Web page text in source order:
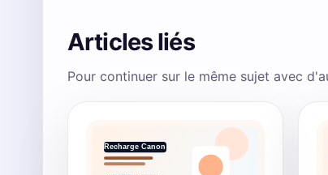
Articles liés
Pour continuer sur le même sujet avec